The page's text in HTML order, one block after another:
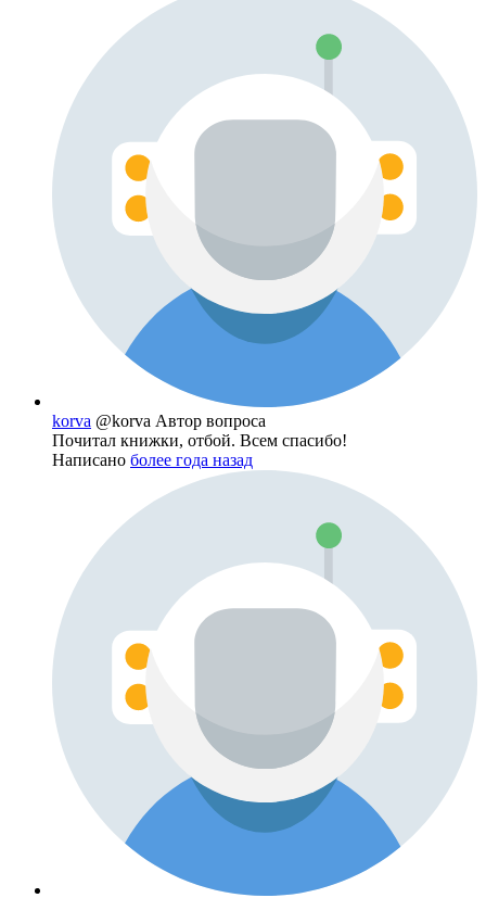
korva @korva Автор вопроса
Почитал книжки, отбой. Всем спасибо!
Написано более года назад